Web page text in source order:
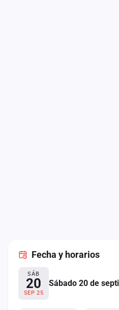
Fecha y horarios
SÁB
20
SEP 25
Sábado 20 de
Administración
Contacto